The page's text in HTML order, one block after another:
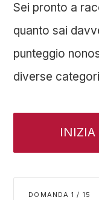
Sei pronto a
quanto sai
punteggio
diverse
INIZIA
DOMANDA / 15